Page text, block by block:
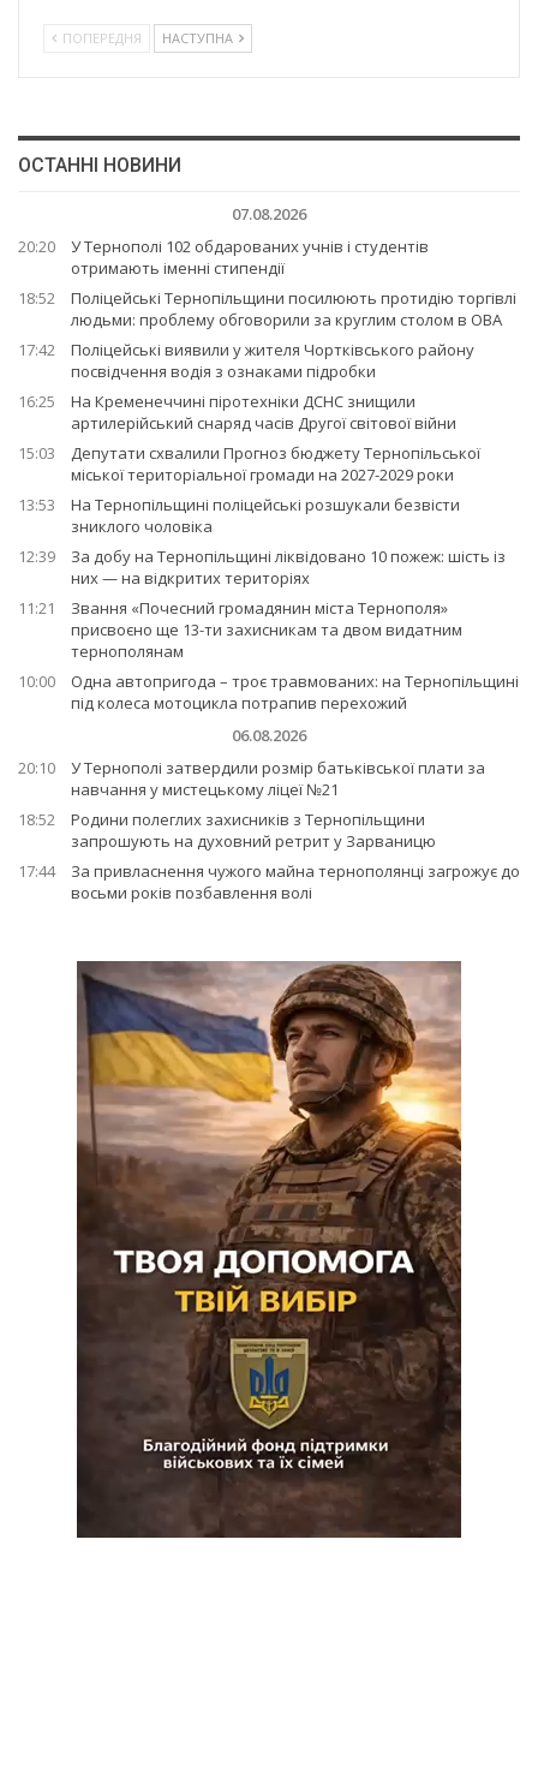
ПОПЕРЕДНЯ НАСТУПНА
ОСТАННІ НОВИНИ
07.08.2026
20:20
У Тернополі 102 обдарованих учнів і студентів
отримають іменні стипендії
18:52
Поліцейські Тернопільщини посилюють протидію торгівлі
людьми: проблему обговорили за круглим столом в ОВА
17:42
Поліцейські виявили у жителя Чортківського району
посвідчення водія з ознаками підробки
16:25
На Кременеччині піротехніки ДСНС знищили
артилерійський снаряд часів Другої світової війни
15:03
Депутати схвалили Прогноз бюджету Тернопільської
міської територіальної громади на 2027-2029 роки
13:53
На Тернопільщині поліцейські розшукали безвісти
зниклого чоловіка
12:39
За добу на Тернопільщині ліквідовано 10 пожеж: шість із
них — на відкритих територіях
11:21
Звання «Почесний громадянин міста Тернополя»
присвоєно ще 13-ти захисникам та двом видатним
тернополянам
10:00
Одна автопригода – троє травмованих: на Тернопільщині
під колеса мотоцикла потрапив перехожий
06.08.2026
20:10
У Тернополі затвердили розмір батьківської плати за
навчання у мистецькому ліцеї №21
18:52
Родини полеглих захисників з Тернопільщини
запрошують на духовний ретрит у Зарваницю
17:44
За привласнення чужого майна тернополянці загрожує до
восьми років позбавлення волі